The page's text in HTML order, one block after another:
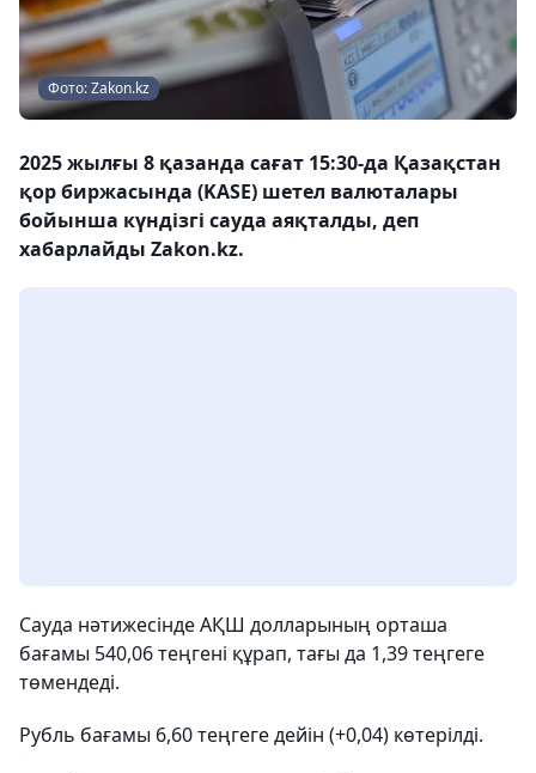
Фото: Zakon.kz
2025 жылғы 8 қазанда сағат 15:30-да Қазақстан
қор биржасында (KASE) шетел валюталары
бойынша күндізгі сауда аяқталды, деп
хабарлайды Zakon.kz.
Сауда нәтижесінде АҚШ долларының орташа
бағамы 540,06 теңгені құрап, тағы да 1,39 теңгеге
төмендеді.
Рубль бағамы 6,60 теңгеге дейін (+0,04) көтерілді.